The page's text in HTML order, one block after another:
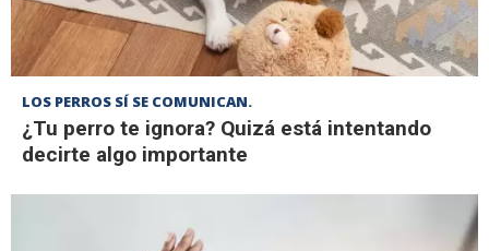
LOS PERROS SÍ SE COMUNICAN.
¿Tu perro te ignora? Quizá está intentando
decirte algo importante